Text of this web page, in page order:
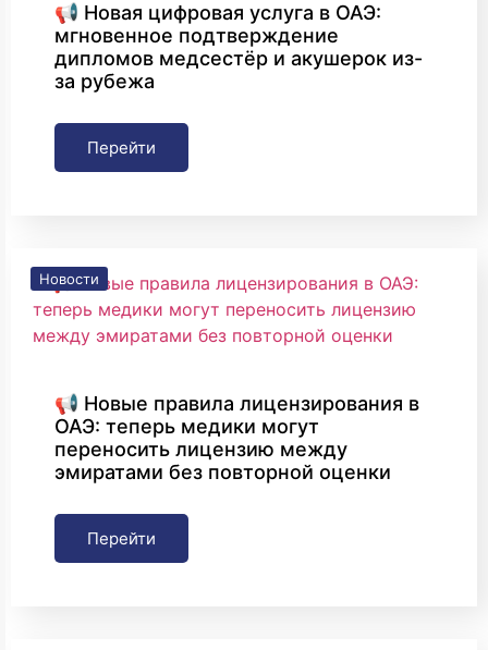
📢 Новая цифровая услуга в ОАЭ:
мгновенное подтверждение
дипломов медсестёр и акушерок из-
за рубежа
Перейти
Новости
📢 Новые правила лицензирования в
ОАЭ: теперь медики могут
переносить лицензию между
эмиратами без повторной оценки
Перейти